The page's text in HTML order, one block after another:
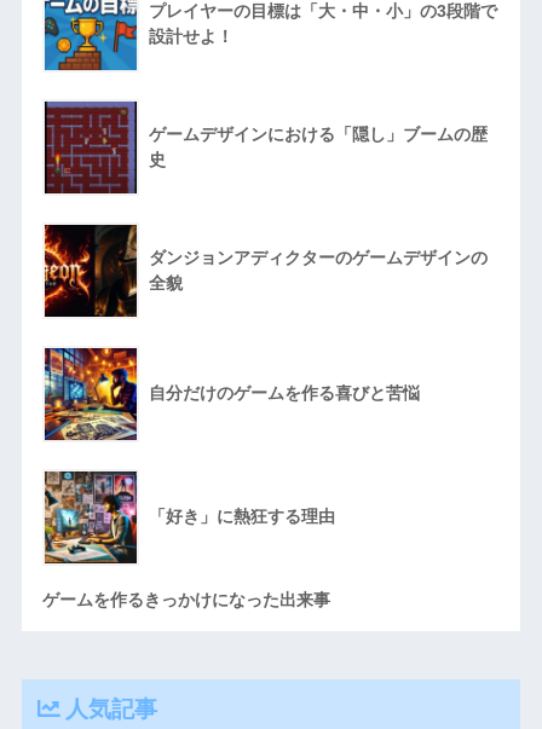
プレイヤーの目標は「大・中・小」の3段階で
設計せよ！
ゲームデザインにおける「隠し」ブームの歴
史
ダンジョンアディクターのゲームデザインの
全貌
自分だけのゲームを作る喜びと苦悩
「好き」に熱狂する理由
ゲームを作るきっかけになった出来事
人気記事